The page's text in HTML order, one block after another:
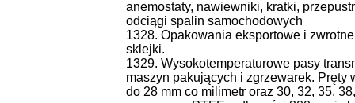
anemostaty, nawiewniki, kratki,
odciągi spalin samochodowych
1328. Opakowania eksportowe i
sklejki.
1329. Wysokotemperaturowe pasy
maszyn pakujących i zgrzewarek. Pręty
do 28 mm co milimetr oraz 30, 32, 35,